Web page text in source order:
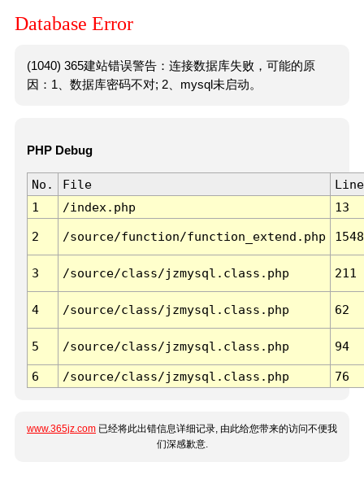
Database Error
(1040) 365建站错误警告：连接数据库失败，可能的原
因：1、数据库密码不对; 2、mysql未启动。
PHP Debug
No. File
Line
1
/index.php 13
2 /source/function/function_extend.php 1548
3 /source/class/jzmysql.class.php 211
4 /source/class/jzmysql.class.php 62
5 /source/class/jzmysql.class.php 94
6 /source/class/jzmysql.class.php 76
www.365jz.com 已经将此出错信息详细记录, 由此给您带来的访问不便我
们深感歉意.